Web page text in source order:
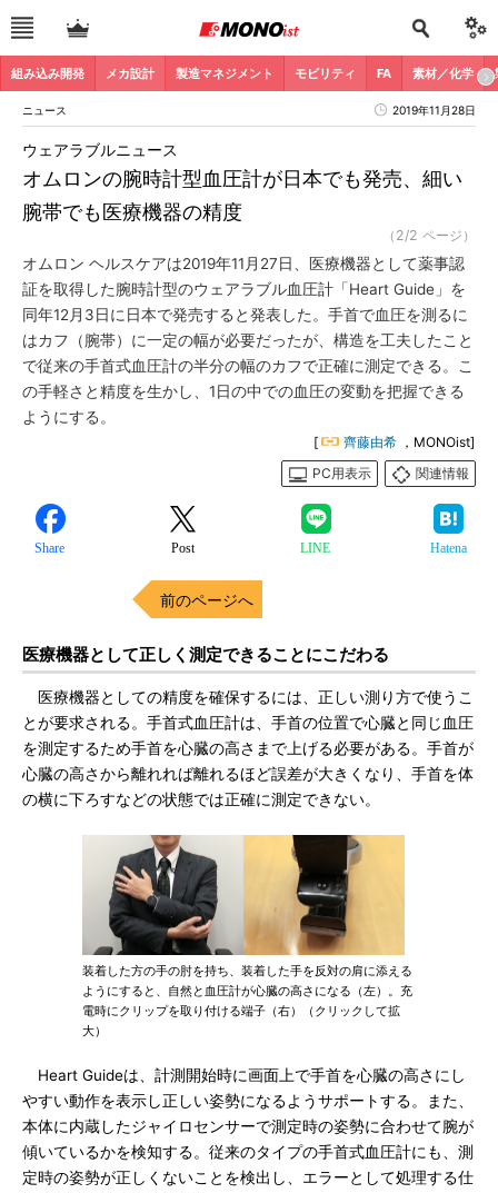
組み込み開発 メカ設計 製造マネジメント モビリティ FA 素材／化学
ニュース 2019年11月28日
オムロンの腕時計型血圧計が日本でも発売、細い
腕帯でも医療機器の精度
ウェアラブルニュース
（2/2 ページ）
オムロン ヘルスケアは2019年11月27日、医療機器として薬事認
証を取得した腕時計型のウェアラブル血圧計「Heart Guide」を
同年12月3日に日本で発売すると発表した。手首で血圧を測るに
はカフ（腕帯）に一定の幅が必要だったが、構造を工夫したこと
で従来の手首式血圧計の半分の幅のカフで正確に測定できる。こ
の手軽さと精度を生かし、1日の中での血圧の変動を把握できる
ようにする。
[ 齊藤由希 ，MONOist]
PC用表示
関連情報
Share Post LINE Hatena
前のページへ
医療機器として正しく測定できることにこだわる
医療機器としての精度を確保するには、正しい測り方で使うこ
とが要求される。手首式血圧計は、手首の位置で心臓と同じ血圧
を測定するため手首を心臓の高さまで上げる必要がある。手首が
心臓の高さから離れれば離れるほど誤差が大きくなり、手首を体
の横に下ろすなどの状態では正確に測定できない。
装着した方の手の肘を持ち、装着した手を反対の肩に添える
ようにすると、自然と血圧計が心臓の高さになる（左）。充
電時にクリップを取り付ける端子（右）（クリックして拡
大）
Heart Guideは、計測開始時に画面上で手首を心臓の高さにし
やすい動作を表示し正しい姿勢になるようサポートする。また、
本体に内蔵したジャイロセンサーで測定時の姿勢に合わせて腕が
傾いているかを検知する。従来のタイプの手首式血圧計にも、測
定時の姿勢が正しくないことを検出し、エラーとして処理する仕